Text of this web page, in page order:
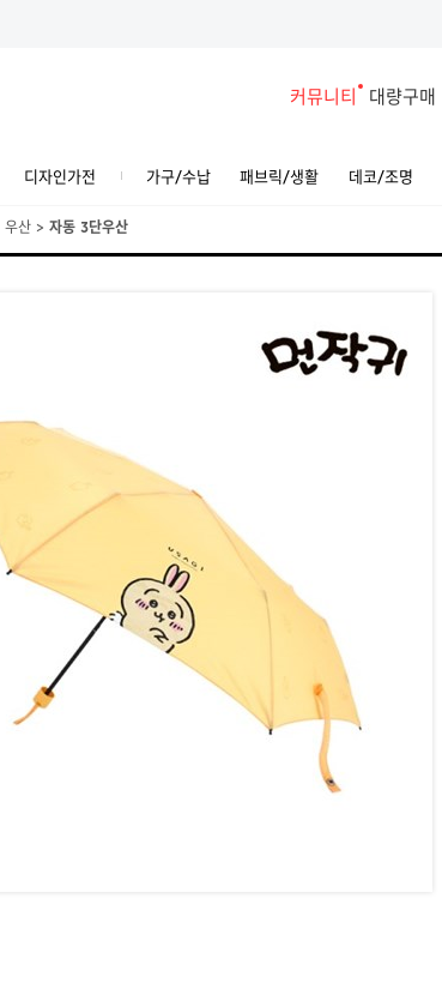
커뮤니티 대량구매
디자인가전 가구/수납 패브릭/생활 데코/조명
우산 > 자동 3단우산